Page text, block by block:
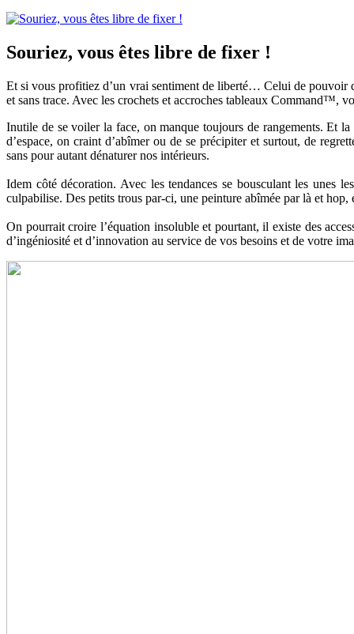
Souriez, vous êtes libre de fixer !
Et si vous profitiez d’un vrai sentiment de liberté… Celui de pouvoir
et sans trace. Avec les crochets et accroches tableaux Command™,
Inutile de se voiler la face, on manque toujours de rangements. Et
d’espace, on craint d’abîmer ou de se précipiter et surtout, de
sans pour autant dénaturer nos intérieurs.
Idem côté décoration. Avec les tendances se bousculant les unes
culpabilise. Des petits trous par-ci, une peinture abîmée par là et
On pourrait croire l’équation insoluble et pourtant, il existe des
d’ingéniosité et d’innovation au service de vos besoins et de votre